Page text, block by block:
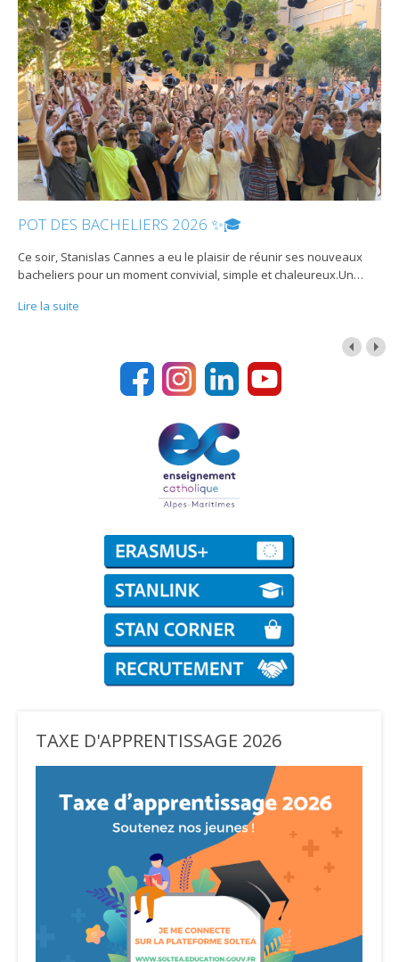
POT DES BACHELIERS 2026 ✨🎓
Ce soir, Stanislas Cannes a eu le plaisir de réunir ses nouveaux
bacheliers pour un moment convivial, simple et chaleureux.Un…
Lire la suite
TAXE D'APPRENTISSAGE 2026